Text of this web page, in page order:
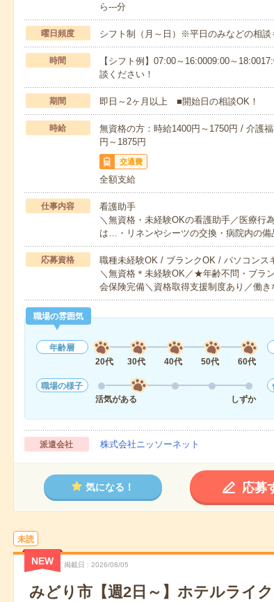
ら---分
曜日頻度 シフト制（月～日）※平日のみなどの相
時間
【シフト例】07:00～16:0009:00～
談ください！
期間 即日～2ヶ月以上 ■開始日の相談OK！
時給
無資格の方：時給1400円～1750円 / 介護
円～1875円
交通費
全額支給
仕事内容
看護助手
＼無資格・未経験OKの看護助手／医療行
は…・リネンやシーツの交換・病院内の
応募資格
職種未経験OK / ブランクOK / パソコンス
＼無資格＊未経験OK／★年齢不問・ブラ
会保険完備＼資格取得支援制度あり／働
職場の雰囲気
年齢層
20代
30代 40代 50代 60代
職場の様子
活気がある
しずか
派遣会社 株式会社ニッソーネット
気になる！ 応募
未読
NEW 掲載日 2026/08/05
みどり市【週2日～】ホテルライ